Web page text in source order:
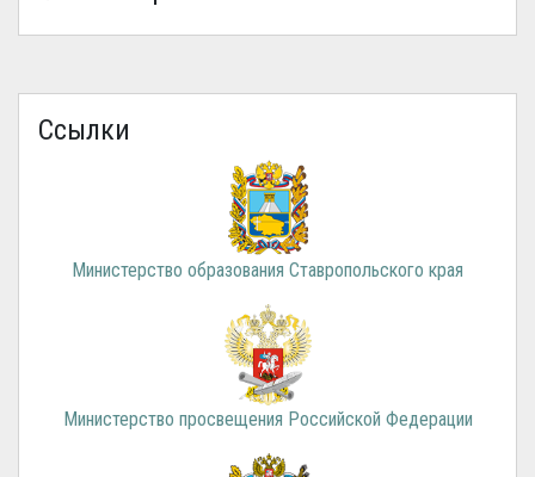
Ссылки
Министерство образования Ставропольского края
Министерство просвещения Российской Федерации